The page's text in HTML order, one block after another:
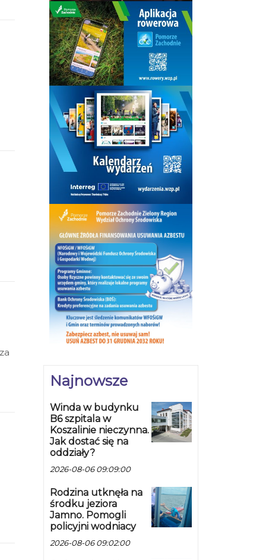
Najnowsze
Winda w budynku
B6 szpitala w
Koszalinie nieczynna.
Jak dostać się na
oddziały?
2026-08-06 09:09:00
Rodzina utknęła na
środku jeziora
Jamno. Pomogli
policyjni wodniacy
2026-08-06 09:02:00